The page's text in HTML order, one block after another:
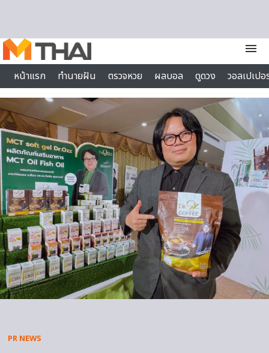
menu
หน้าแรก
ทำนายฝัน ตรวจหวย ผลบอล ดูดวง
วอลเปเป
ไลฟ์สไตล์
PR NEWS